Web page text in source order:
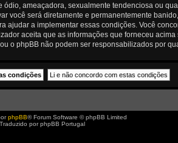
ameaçadora, sexualmente tendenciosa ou
você será diretamente e permanentemente
a implementar essas condições. Você
aceita que as informações que forneceu
o phpBB não podem ser responsabilizados por
phpBB® Forum Software © phpBB Limited
Traduzido por phpBB Portugal